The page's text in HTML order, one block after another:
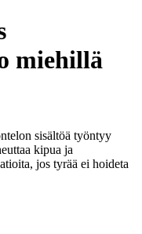
miehillä
sisältöä työntyy
kipua ja
jos tyrää ei hoideta